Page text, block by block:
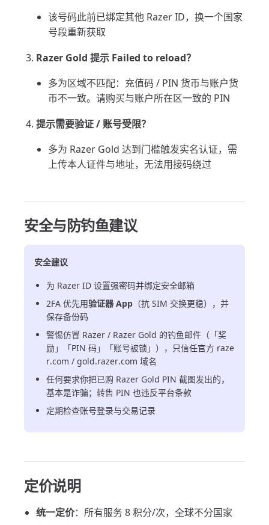
该号码此前已绑定其他 Razer ID，换一个国家
号段重新获取
Razer Gold 提示 Failed to reload？
多为区域不匹配：充值码 / PIN 货币与账户货
币不一致。请购买与账户所在区一致的 PIN
提示需要验证 / 账号受限？
多为 Razer Gold 达到门槛触发实名认证，需
上传本人证件与地址，无法用接码绕过
安全与防钓鱼建议
安全建议
为 Razer ID 设置强密码并绑定安全邮箱
2FA 优先用验证器 App （抗 SIM 交换更稳），并
保存备份码
警惕仿冒 Razer / Razer Gold 的钓鱼邮件（「奖
励」「PIN 码」「账号被锁」），只信任官方 raze
r.com / gold.razer.com 域名
任何要求你把已购 Razer Gold PIN 截图发出的，
基本是诈骗；转售 PIN 也违反平台条款
定期检查账号登录与交易记录
定价说明
统一定价：所有服务 8 积分/次，全球不分国家